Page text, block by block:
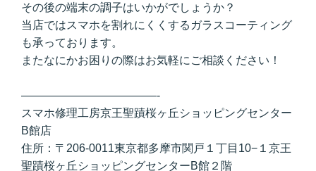
その後の端末の調子はいかがでしょうか？
当店ではスマホを割れにくくするガラスコーティング
も承っております。
またなにかお困りの際はお気軽にご相談ください！
————————————-
スマホ修理工房京王聖蹟桜ヶ丘ショッピングセンター
B館店
住所：〒206-0011東京都多摩市関戸１丁目10−１京王
聖蹟桜ヶ丘ショッピングセンターB館２階